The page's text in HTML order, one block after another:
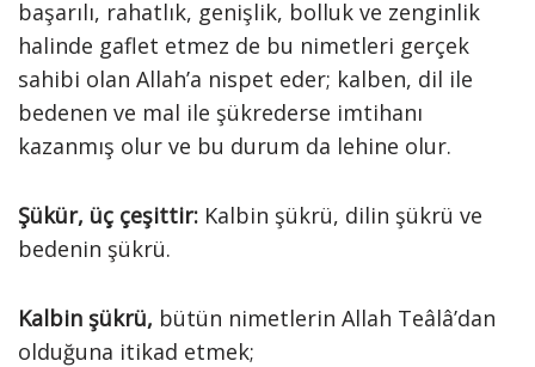
başarılı, rahatlık, genişlik, bolluk ve zenginlik
halinde gaflet etmez de bu nimetleri gerçek
sahibi olan Allah’a nispet eder; kalben, dil ile
bedenen ve mal ile şükrederse imtihanı
kazanmış olur ve bu durum da lehine olur.
Şükür, üç çeşittir: Kalbin şükrü, dilin şükrü ve
bedenin şükrü.
Kalbin şükrü, bütün nimetlerin Allah Teâlâ’dan
olduğuna itikad etmek;